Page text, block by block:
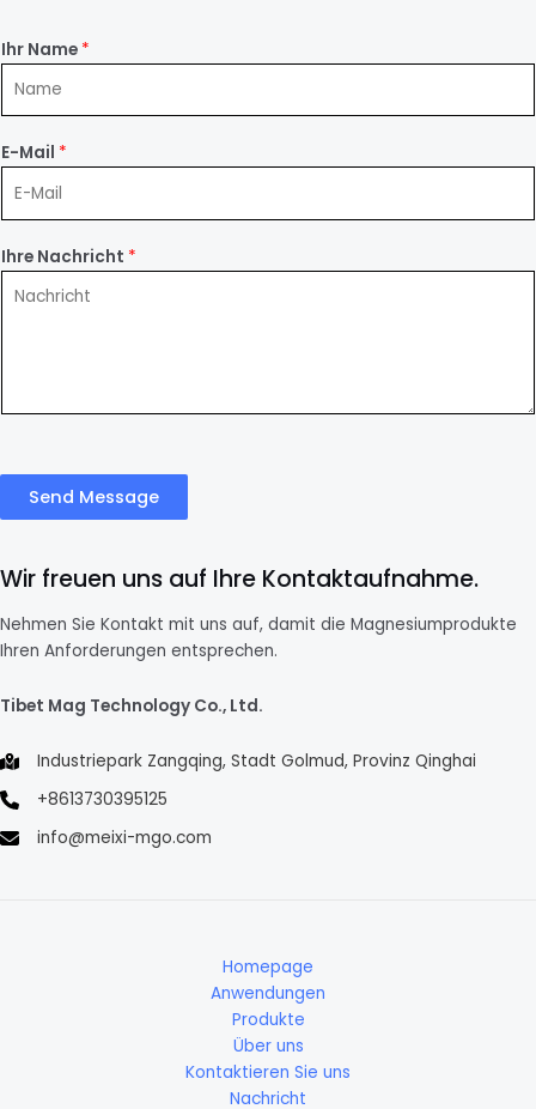
Ihr Name *
E-Mail *
Ihre Nachricht *
Send Message
Wir freuen uns auf Ihre Kontaktaufnahme.
Nehmen Sie Kontakt mit uns auf, damit die Magnesiumprodukte
Ihren Anforderungen entsprechen.
Tibet Mag Technology Co., Ltd.
Industriepark Zangqing, Stadt Golmud, Provinz Qinghai
+8613730395125
info@meixi-mgo.com
Homepage
Anwendungen
Produkte
Über uns
Kontaktieren Sie uns
Nachricht